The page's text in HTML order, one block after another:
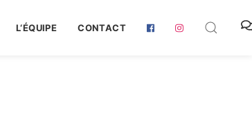
L‘ÉQUIPE CONTACT